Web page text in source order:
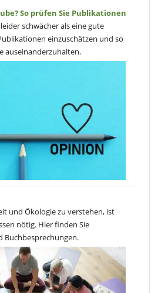
So prüfen Sie Publikationen
schwächer als eine gute
einzuschätzen und so
auseinanderzuhalten.
und Ökologie zu verstehen, ist
nötig. Hier finden Sie
Buchbesprechungen.